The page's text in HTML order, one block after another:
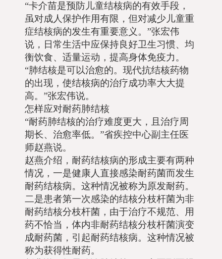
“卡介苗是预防儿童结核病的有效手段，
虽对成人保护作用有限，但对减少儿童重
症结核病的发生有重要意义。”张宏伟
说，日常生活中应保持良好卫生习惯、均
衡饮食、适量运动，提高身体免疫力。
“肺结核是可以治愈的。现代抗结核药物
的出现，使结核病的治疗成功率大大提
高。”张宏伟说。
怎样应对耐药肺结核
“耐药肺结核的治疗难度更大，且治疗周
期长、治愈率低。”省疾控中心副主任医
师赵燕说。
赵燕介绍，耐药结核病的形成主要有两种
情况，一是健康人直接感染耐药菌而发生
耐药结核病。这种情况被称为原发耐药。
二是患者第一次感染的结核分枝杆菌为非
耐药结核分枝杆菌，由于治疗不规范、用
药不恰当，体内非耐药结核分枝杆菌演变
成耐药菌，引起耐药结核病。这种情况被
称为获得性耐药。